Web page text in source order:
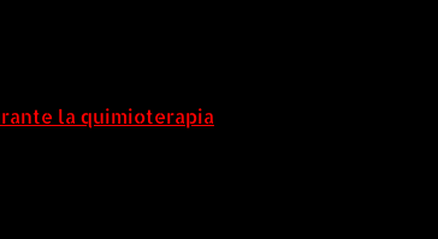
la quimioterapia